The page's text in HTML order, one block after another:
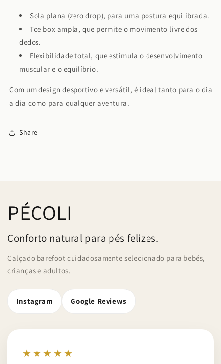
Sola plana (zero drop), para uma postura equilibrada.
Toe box ampla, que permite o movimento livre dos
dedos.
Flexibilidade total, que estimula o desenvolvimento
muscular e o equilíbrio.
Com um design desportivo e versátil, é ideal tanto para o dia
a dia como para qualquer aventura.
Share
PÉCOLI
Conforto natural para pés felizes.
Calçado barefoot cuidadosamente selecionado para bebés,
crianças e adultos.
Instagram Google Reviews
★★★★★